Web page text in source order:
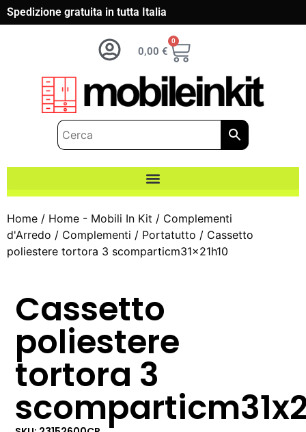
Spedizione gratuita in tutta Italia
0,00 €
0
Home / Home - Mobili In Kit / Complementi
d'Arredo / Complementi / Portatutto / Cassetto
poliestere tortora 3 scomparticm31x21h10
Cassetto
poliestere
tortora 3